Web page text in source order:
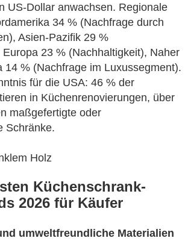
US-Dollar anwachsen. Regionale
34 % (Nachfrage durch
Asien-Pazifik 29 %
23 % (Nachhaltigkeit), Naher
14 % (Nachfrage im Luxussegment).
für die USA: 46 % der
in Küchenrenovierungen, über
maßgefertigte oder
Schränke.
Küchenschrank-
2026 für Käufer
umweltfreundliche Materialien